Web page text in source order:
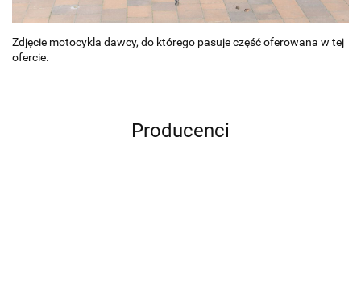
Zdjęcie motocykla dawcy, do którego pasuje część oferowana w tej
ofercie.
Producenci